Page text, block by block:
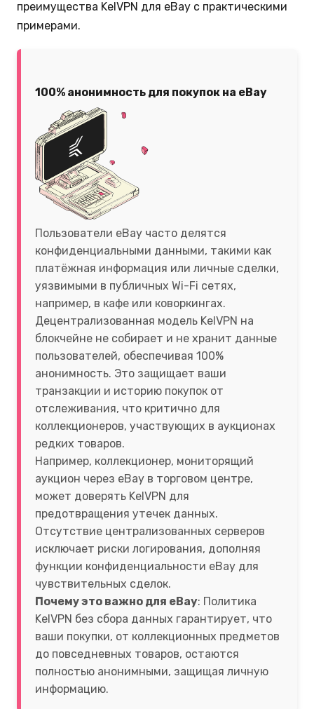
преимущества KelVPN для eBay с практическими
примерами.
100% анонимность для покупок на eBay
Пользователи eBay часто делятся
конфиденциальными данными, такими как
платёжная информация или личные сделки,
уязвимыми в публичных Wi-Fi сетях,
например, в кафе или коворкингах.
Децентрализованная модель KelVPN на
блокчейне не собирает и не хранит данные
пользователей, обеспечивая 100%
анонимность. Это защищает ваши
транзакции и историю покупок от
отслеживания, что критично для
коллекционеров, участвующих в аукционах
редких товаров.
Например, коллекционер, мониторящий
аукцион через eBay в торговом центре,
может доверять KelVPN для
предотвращения утечек данных.
Отсутствие централизованных серверов
исключает риски логирования, дополняя
функции конфиденциальности eBay для
чувствительных сделок.
Почему это важно для eBay: Политика
KelVPN без сбора данных гарантирует, что
ваши покупки, от коллекционных предметов
до повседневных товаров, остаются
полностью анонимными, защищая личную
информацию.